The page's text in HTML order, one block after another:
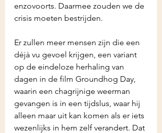
enzovoorts. Daarmee zouden we de
crisis moeten bestrijden.
Er zullen meer mensen zijn die een
déjà vu gevoel krijgen, een variant
op de eindeloze herhaling van
dagen in de film Groundhog Day,
waarin een chagrijnige weerman
gevangen is in een tijdslus, waar hij
alleen maar uit kan komen als er iets
wezenlijks in hem zelf verandert. Dat